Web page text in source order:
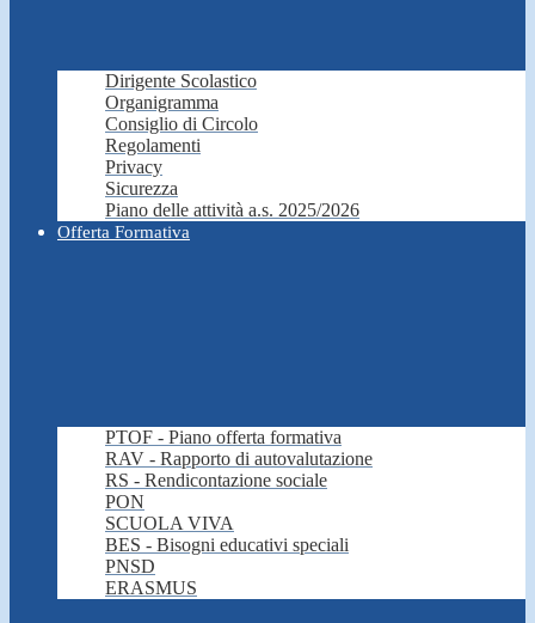
Dirigente Scolastico
Organigramma
Consiglio di Circolo
Regolamenti
Privacy
Sicurezza
Piano delle attività a.s. 2025/2026
Offerta Formativa
PTOF - Piano offerta formativa
RAV - Rapporto di autovalutazione
RS - Rendicontazione sociale
PON
SCUOLA VIVA
BES - Bisogni educativi speciali
PNSD
ERASMUS